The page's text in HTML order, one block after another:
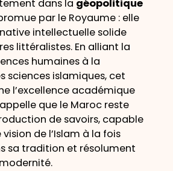
dans la géopolitique
par le Royaume : elle
intellectuelle solide
littéralistes. En alliant la
humaines à la
sciences islamiques, cet
l’excellence académique
que le Maroc reste
de savoirs, capable
vision de l’Islam à la fois
sa tradition et résolument